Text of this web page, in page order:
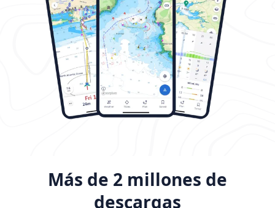
Más de 2 millones de
descargas